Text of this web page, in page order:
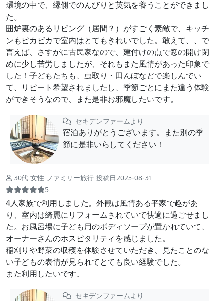
環境の中で、縁側でのんびりと英気を養うことができまし
た。
囲炉裏のあるリビング（居間？）がすごく素敵で、キッチ
ンもピカピカで室内はとてもきれいでした。敢えて、、で
言えば、さすがに古民家なので、建付けの点で窓の開け閉
めに少し苦労しましたが、それもまた風情があった印象で
した！子どもたちも、虫取り・田んぼなどで楽しんでい
て、リピート希望されましたし、季節ごとにまた違う体験
ができそうなので、また是非お邪魔したいです。
セキデンファームより
宿泊ありがとうございます。また別の季
節に是非いらしてください！
30代 女性 ファミリー旅行 投稿日2023-08-31
5
4人家族で利用しました。外観は風情ある平家で趣があ
り、室内は綺麗にリフォームされていて快適に過ごせまし
た。お風呂場に子ども用のボディソープが置かれていて、
オーナーさんのホスピタリティを感じました。
稲刈りや野菜の収穫を体験させていただき、見たことのな
い子どもの表情が見られてとても良い経験でした。
また利用したいです。
セキデンファームより